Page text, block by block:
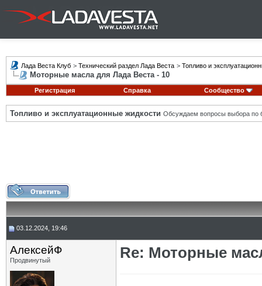
Лада Веста Клуб > Технический раздел Лада Веста > Топливо и
Моторные масла для Лада Веста - 10
Регистрация Справка Сообщество
Топливо и эксплуатационные жидкости Обсуждаем вопросы выбора по
03.12.2024, 19:46
АлексейФ
Продвинутый Re: Моторные